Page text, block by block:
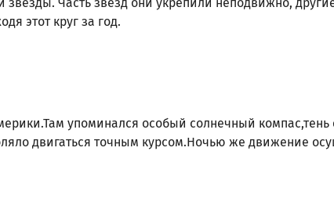
этот круг за год.
упоминался особый солнечный компас,тень
двигаться точным курсом.Ночью же движение